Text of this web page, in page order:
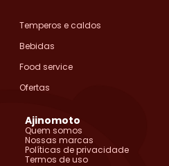
Temperos e caldos
Bebidas
Food service
Ofertas
Ajinomoto
Quem somos
Nossas marcas
Políticas de privacidade
Termos de uso